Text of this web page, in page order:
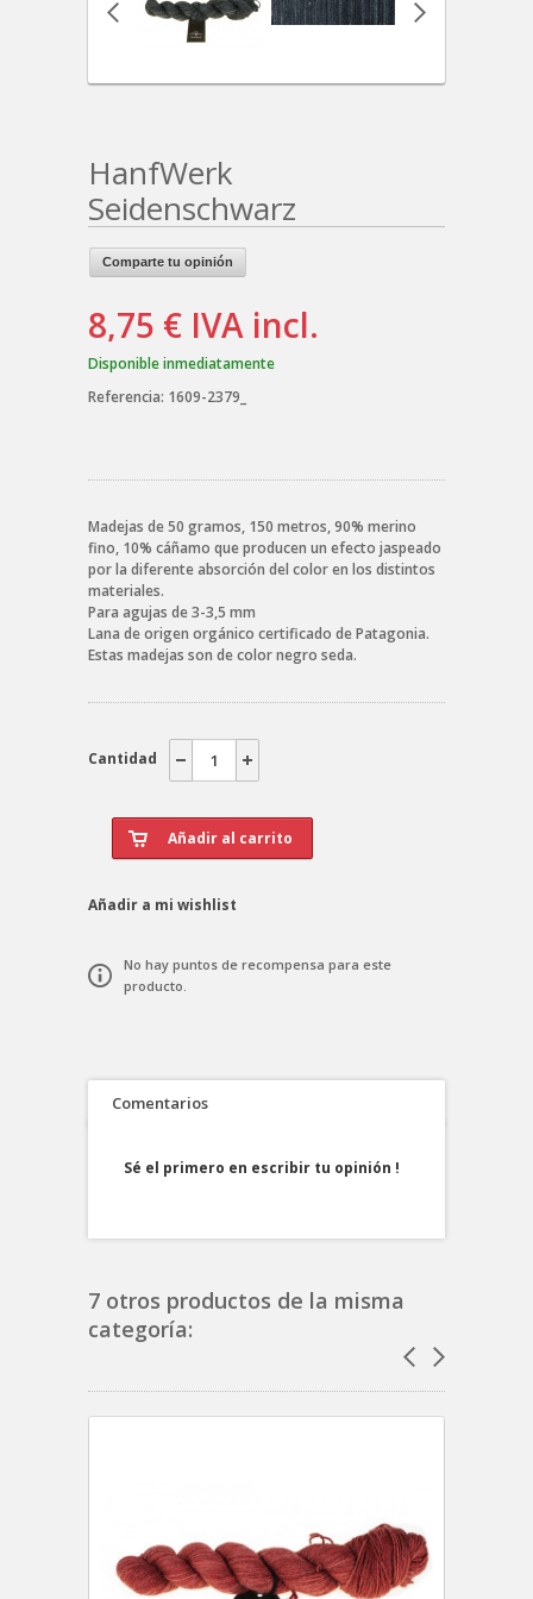
HanfWerk
Seidenschwarz
Comparte tu opinión
8,75 € IVA incl.
Disponible inmediatamente
Referencia: 1609-2379_
Madejas de 50 gramos, 150 metros, 90% merino
fino, 10% cáñamo que producen un efecto jaspeado
por la diferente absorción del color en los distintos
materiales.
Para agujas de 3-3,5 mm
Lana de origen orgánico certificado de Patagonia.
Estas madejas son de color negro seda.
Cantidad
Añadir a mi wishlist
No hay puntos de recompensa para este
producto.
Comentarios
Sé el primero en escribir tu opinión !
7 otros productos de la misma
categoría: